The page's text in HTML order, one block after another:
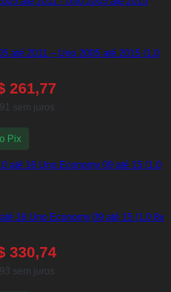
até 2011 – Uno 2005 até 2015 (1.0
261,77
sem juros
Pix
16 Uno Economy 09 até 15 (1.0 8v
330,74
sem juros